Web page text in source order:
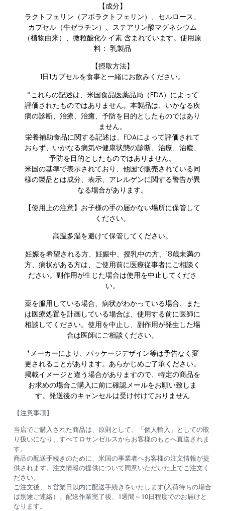
【成分】
ラクトフェリン（アポラクトフェリン）、セルロース、
カプセル（牛ゼラチン）、ステアリン酸マグネシウム
（植物由来）、微粒酸化ケイ素 含まれています。使用原
料： 乳製品
【摂取方法】
1日1カプセルを食事と一緒にお飲みください。
*これらの記述は、米国食品医薬品局（FDA）によって
評価されたものではありません。本製品は、いかなる疾
病の診断、治療、治癒、予防を目的としたものではあり
ません。
栄養補助食品に関する記述は、FDAによって評価されて
おらず、いかなる病気や健康状態の診断、治療、治癒、
予防を目的としたものではありません。
米国の基準で表示されており、他国で販売されている同
様の製品とは成分、表示、アレルゲンに関する警告が異
なる場合があります。
【使用上の注意】お子様の手の届かない場所に保管して
ください。
高温多湿を避けて保管してください。
妊娠を希望される方、妊娠中、授乳中の方、18歳未満の
方、病状がある方は、ご使用前に医療従事者にご相談く
ださい。副作用が生じた場合は使用を中止してくださ
い。
薬を服用している場合、病状がわかっている場合、また
は医療処置を計画している場合は、使用する前に医師に
相談してください。使用を中止し、副作用が発生した場
合は医師にご相談ください。
*メーカーにより、パッケージデザイン等は予告なく変
更されることがあります。あらかじめご了承ください。
掲載イメージと違う場合がありますので、特定の商品を
お求めの場合ご購入に前に確認メールをお願い致しま
す。発送後のキャンセルは受け付けておりません
【注意事項】
当店でご購入された商品は、原則として、「個人輸入」としての取
り扱いになり、すべてロサンゼルスからお客様のもとへ直送されま
す。
商品の配送手続きのために、米国の事業者へお客様の注文情報が提
供されます。注文情報の提供について同意いただいた上でご注文く
ださい。
ご注文後、５営業日以内に配送手続きをいたします(入荷待ちの場合
は別途ご連絡）。配送作業完了後、1週間～10日程度でのお届けと
なります。